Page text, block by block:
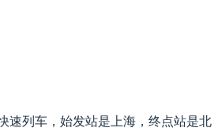
速列车，始发站是上海，终点站是北